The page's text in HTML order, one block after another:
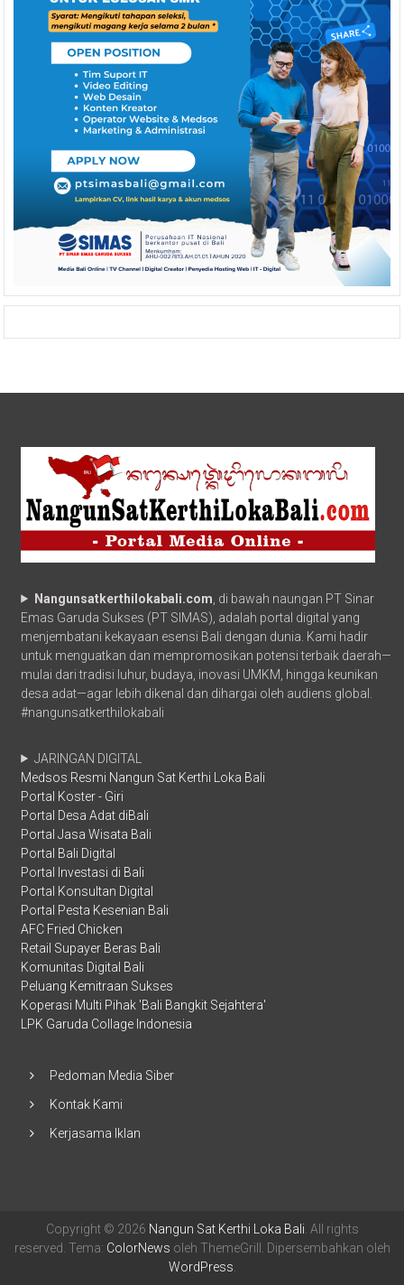
Nangunsatkerthilokabali.com , di bawah naungan PT Sinar
Emas Garuda Sukses (PT SIMAS), adalah portal digital yang
menjembatani kekayaan esensi Bali dengan dunia. Kami hadir
untuk menguatkan dan mempromosikan potensi terbaik daerah—
mulai dari tradisi luhur, budaya, inovasi UMKM, hingga keunikan
desa adat—agar lebih dikenal dan dihargai oleh audiens global.
#nangunsatkerthilokabali
JARINGAN DIGITAL
Medsos Resmi Nangun Sat Kerthi Loka Bali
Portal Koster - Giri
Portal Desa Adat diBali
Portal Jasa Wisata Bali
Portal Bali Digital
Portal Investasi di Bali
Portal Konsultan Digital
Portal Pesta Kesenian Bali
AFC Fried Chicken
Retail Supayer Beras Bali
Komunitas Digital Bali
Peluang Kemitraan Sukses
Koperasi Multi Pihak 'Bali Bangkit Sejahtera'
LPK Garuda Collage Indonesia
Pedoman Media Siber
Kontak Kami
Kerjasama Iklan
Copyright © 2026 Nangun Sat Kerthi Loka Bali . All rights
reserved. Tema: ColorNews oleh ThemeGrill. Dipersembahkan oleh
WordPress